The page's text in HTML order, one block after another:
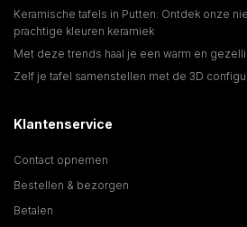
Keramische tafels in Putten: Ontdek onze
prachtige kleuren keramiek
Met deze trends haal je een warm en
Zelf je tafel samenstellen met de 3D
Klantenservice
Contact opnemen
Bestellen & bezorgen
Betalen